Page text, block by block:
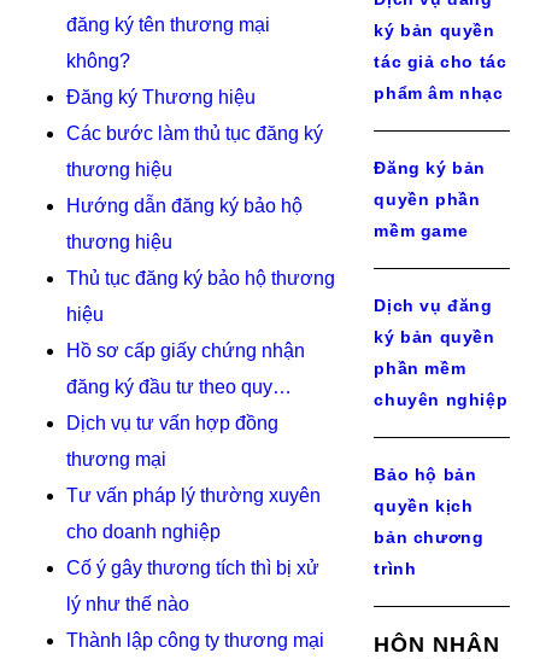
đăng ký tên thương mại
không?
Đăng ký Thương hiệu
Các bước làm thủ tục đăng ký
thương hiệu
Hướng dẫn đăng ký bảo hộ
thương hiệu
Thủ tục đăng ký bảo hộ thương
hiệu
Hồ sơ cấp giấy chứng nhận
đăng ký đầu tư theo quy…
Dịch vụ tư vấn hợp đồng
thương mại
Tư vấn pháp lý thường xuyên
cho doanh nghiệp
Cố ý gây thương tích thì bị xử
lý như thế nào
Thành lập công ty thương mại
ký bản quyền
tác giả cho tác
phẩm âm nhạc
Đăng ký bản
quyền phần
mềm game
Dịch vụ đăng
ký bản quyền
phần mềm
chuyên nghiệp
Bảo hộ bản
quyền kịch
bản chương
trình
HÔN NHÂN